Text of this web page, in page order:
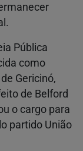
Pública
como
Gericinó,
de Belford
o cargo para
partido União